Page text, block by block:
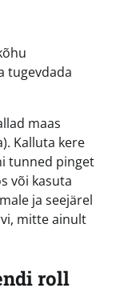
tugevdada
maas
Kalluta kere
tunned pinget
või kasuta
ja seejärel
mitte ainult
roll